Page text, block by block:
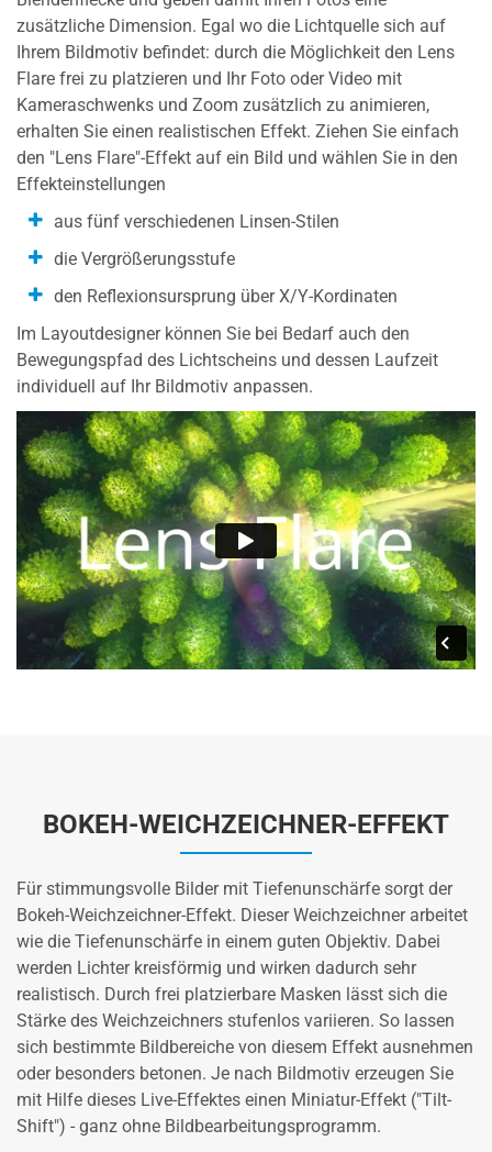
zusätzliche Dimension. Egal wo die Lichtquelle sich auf
Ihrem Bildmotiv befindet: durch die Möglichkeit den Lens
Flare frei zu platzieren und Ihr Foto oder Video mit
Kameraschwenks und Zoom zusätzlich zu animieren,
erhalten Sie einen realistischen Effekt. Ziehen Sie einfach
den "Lens Flare"-Effekt auf ein Bild und wählen Sie in den
Effekteinstellungen
aus fünf verschiedenen Linsen-Stilen
die Vergrößerungsstufe
den Reflexionsursprung über X/Y-Kordinaten
Im Layoutdesigner können Sie bei Bedarf auch den
Bewegungspfad des Lichtscheins und dessen Laufzeit
individuell auf Ihr Bildmotiv anpassen.
BOKEH-WEICHZEICHNER-EFFEKT
Für stimmungsvolle Bilder mit Tiefenunschärfe sorgt der
Bokeh-Weichzeichner-Effekt. Dieser Weichzeichner arbeitet
wie die Tiefenunschärfe in einem guten Objektiv. Dabei
werden Lichter kreisförmig und wirken dadurch sehr
realistisch. Durch frei platzierbare Masken lässt sich die
Stärke des Weichzeichners stufenlos variieren. So lassen
sich bestimmte Bildbereiche von diesem Effekt ausnehmen
oder besonders betonen. Je nach Bildmotiv erzeugen Sie
mit Hilfe dieses Live-Effektes einen Miniatur-Effekt ("Tilt-
Shift") - ganz ohne Bildbearbeitungsprogramm.